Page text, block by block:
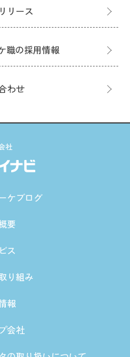
リース
職の採用情報
わせ
社
ケブログ
要
ス
り組み
報
会社